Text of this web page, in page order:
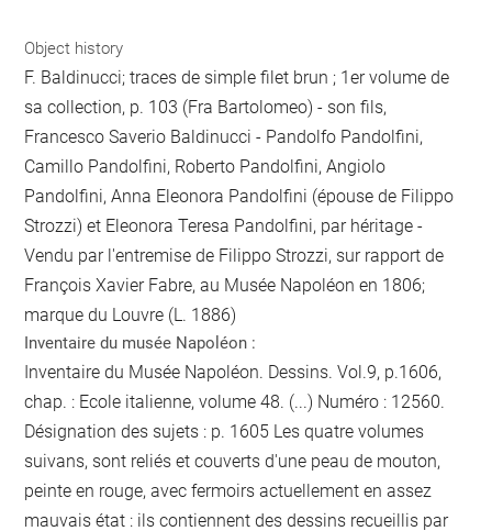
Object history
F. Baldinucci; traces de simple filet brun ; 1er volume de
sa collection, p. 103 (Fra Bartolomeo) - son fils,
Francesco Saverio Baldinucci - Pandolfo Pandolfini,
Camillo Pandolfini, Roberto Pandolfini, Angiolo
Pandolfini, Anna Eleonora Pandolfini (épouse de Filippo
Strozzi) et Eleonora Teresa Pandolfini, par héritage -
Vendu par l'entremise de Filippo Strozzi, sur rapport de
François Xavier Fabre, au Musée Napoléon en 1806;
marque du Louvre (L. 1886)
Inventaire du musée Napoléon :
Inventaire du Musée Napoléon. Dessins. Vol.9, p.1606,
chap. : Ecole italienne, volume 48. (...) Numéro : 12560.
Désignation des sujets : p. 1605 Les quatre volumes
suivans, sont reliés et couverts d'une peau de mouton,
peinte en rouge, avec fermoirs actuellement en assez
mauvais état : ils contiennent des dessins recueillis par